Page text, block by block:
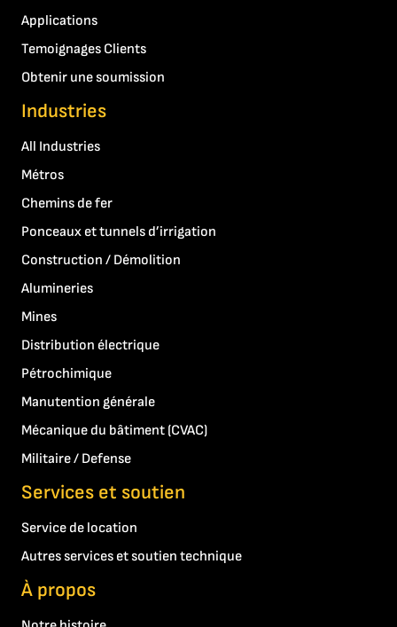
Applications
Temoignages Clients
Obtenir une soumission
Industries
All Industries
Métros
Chemins de fer
Ponceaux et tunnels d’irrigation
Construction / Démolition
Alumineries
Mines
Distribution électrique
Pétrochimique
Manutention générale
Mécanique du bâtiment (CVAC)
Militaire / Defense
Services et soutien
Service de location
Autres services et soutien technique
À propos